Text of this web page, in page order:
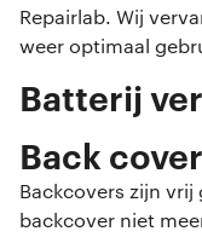
Repairlab. Wij
weer optimaal
Batterij
Back
Backcovers zijn
backcover niet